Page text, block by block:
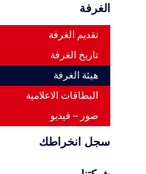
الغرفة
تقديم الغرفة
تاريخ الغرفة
هيئة الغرفة
البطاقات الاعلامية
صور – فيديو
سجل انخراطك